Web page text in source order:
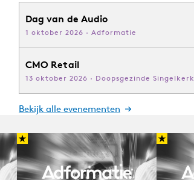
Dag van de Audio
1 oktober 2026 · Adformatie
CMO Retail
13 oktober 2026 · Doopsgezinde Singelkerk
Bekijk alle evenementen